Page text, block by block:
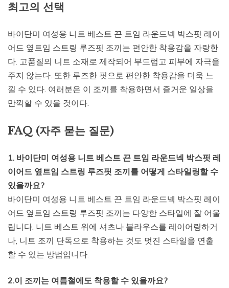
최고의 선택
바이단미 여성용 니트 베스트 끈 트임 라운드넥 박스핏 레이
어드 옆트임 스트링 루즈핏 조끼는 편안한 착용감을 자랑한
다. 고품질의 니트 소재로 제작되어 부드럽고 피부에 자극을
주지 않는다. 또한 루즈한 핏으로 편안한 착용감을 더욱 느
낄 수 있다. 여러분은 이 조끼를 착용하면서 즐거운 일상을
만끽할 수 있을 것이다.
FAQ (자주 묻는 질문)
1. 바이단미 여성용 니트 베스트 끈 트임 라운드넥 박스핏 레
이어드 옆트임 스트링 루즈핏 조끼를 어떻게 스타일링할 수
있을까요?
바이단미 여성용 니트 베스트 끈 트임 라운드넥 박스핏 레이
어드 옆트임 스트링 루즈핏 조끼는 다양한 스타일에 잘 어울
립니다. 니트 베스트 위에 셔츠나 블라우스를 레이어링하거
나, 니트 조끼 단독으로 착용하는 것도 멋진 스타일을 연출
할 수 있는 방법입니다.
2.이 조끼는 여름철에도 착용할 수 있을까요?